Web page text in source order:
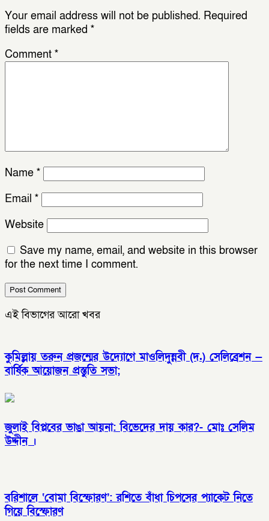
Your email address will not be published. Required
fields are marked *
Comment *
Name *
Email *
Website
Save my name, email, and website in this browser
for the next time I comment.
এই বিভাগের আরো খবর
কুমিল্লায় তরুন প্রজন্মের উদ্যোগে মাওলিদুন্নবী (দ.) সেলিব্রেশন —
বার্ষিক আয়োজন প্রস্তুতি সভা;
জুলাই বিপ্লবের ভাঙা আয়না: বিভেদের দায় কার?- মোঃ সেলিম
উদ্দীন ।
বরিশালে ‘বোমা বিস্ফোরণ’: রশিতে বাঁধা চিপসের প্যাকেট নিতে
গিয়ে বিস্ফোরণ